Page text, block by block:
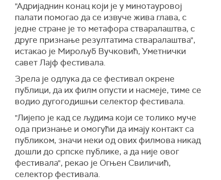
"Адријаднин конац који је у минотауровој
палати помогао да се извуче жива глава, с
једне стране је то метафора стваралаштва, с
друге признање резултатима стваралаштва",
истакао је Мирољуб Вучковић, Уметнички
савет Лајф фестивала.
Зрела је одлука да се фестивал окрене
публици, да их филм опусти и насмеје, тиме се
водио дугогодишњи селектор фестивала.
"Лијепо је кад се људима који се толико муче
ода признање и омогући да имају контакт са
публиком, значи неки од ових филмова никад
дошли до српске публике, а да није овог
фестивала", рекао је Огњен Свиличић,
селектор фестивала.